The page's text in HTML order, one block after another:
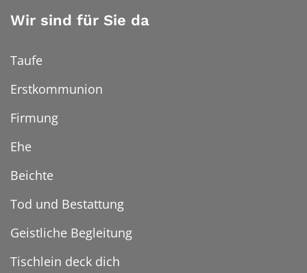
Wir sind für Sie da
Taufe
Erstkommunion
Firmung
Ehe
Beichte
Tod und Bestattung
Geistliche Begleitung
Tischlein deck dich